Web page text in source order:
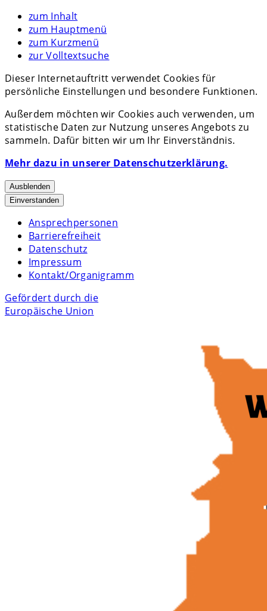
zum Inhalt
zum Hauptmenü
zum Kurzmenü
zur Volltextsuche
Dieser Internetauftritt verwendet Cookies für
persönliche Einstellungen und besondere Funktionen.
Außerdem möchten wir Cookies auch verwenden, um
statistische Daten zur Nutzung unseres Angebots zu
sammeln. Dafür bitten wir um Ihr Einverständnis.
Mehr dazu in unserer Datenschutzerklärung.
Ausblenden
Einverstanden
Ansprechpersonen
Barrierefreiheit
Datenschutz
Impressum
Kontakt/Organigramm
Gefördert durch die
Europäische Union